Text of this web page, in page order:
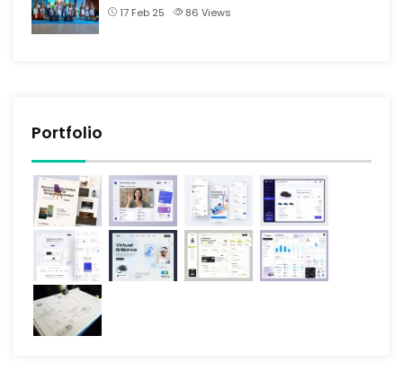
17 Feb 25
86 Views
Portfolio